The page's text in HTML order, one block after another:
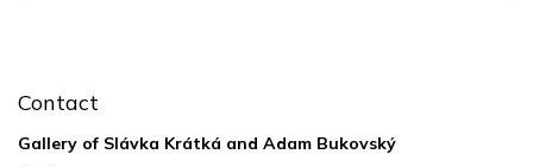
Contact
Gallery of Slávka Krátká and Adam Bukovský